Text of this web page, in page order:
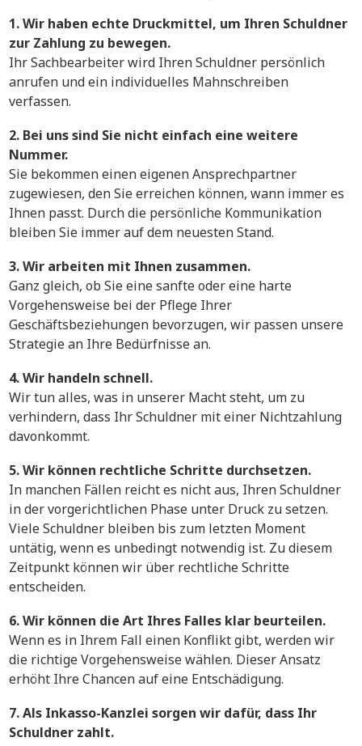
1. Wir haben echte Druckmittel, um Ihren Schuldner
zur Zahlung zu bewegen.
Ihr Sachbearbeiter wird Ihren Schuldner persönlich
anrufen und ein individuelles Mahnschreiben
verfassen.
2. Bei uns sind Sie nicht einfach eine weitere
Nummer.
Sie bekommen einen eigenen Ansprechpartner
zugewiesen, den Sie erreichen können, wann immer es
Ihnen passt. Durch die persönliche Kommunikation
bleiben Sie immer auf dem neuesten Stand.
3. Wir arbeiten mit Ihnen zusammen.
Ganz gleich, ob Sie eine sanfte oder eine harte
Vorgehensweise bei der Pflege Ihrer
Geschäftsbeziehungen bevorzugen, wir passen unsere
Strategie an Ihre Bedürfnisse an.
4. Wir handeln schnell.
Wir tun alles, was in unserer Macht steht, um zu
verhindern, dass Ihr Schuldner mit einer Nichtzahlung
davonkommt.
5. Wir können rechtliche Schritte durchsetzen.
In manchen Fällen reicht es nicht aus, Ihren Schuldner
in der vorgerichtlichen Phase unter Druck zu setzen.
Viele Schuldner bleiben bis zum letzten Moment
untätig, wenn es unbedingt notwendig ist. Zu diesem
Zeitpunkt können wir über rechtliche Schritte
entscheiden.
6. Wir können die Art Ihres Falles klar beurteilen.
Wenn es in Ihrem Fall einen Konflikt gibt, werden wir
die richtige Vorgehensweise wählen. Dieser Ansatz
erhöht Ihre Chancen auf eine Entschädigung.
7. Als Inkasso-Kanzlei sorgen wir dafür, dass Ihr
Schuldner zahlt.